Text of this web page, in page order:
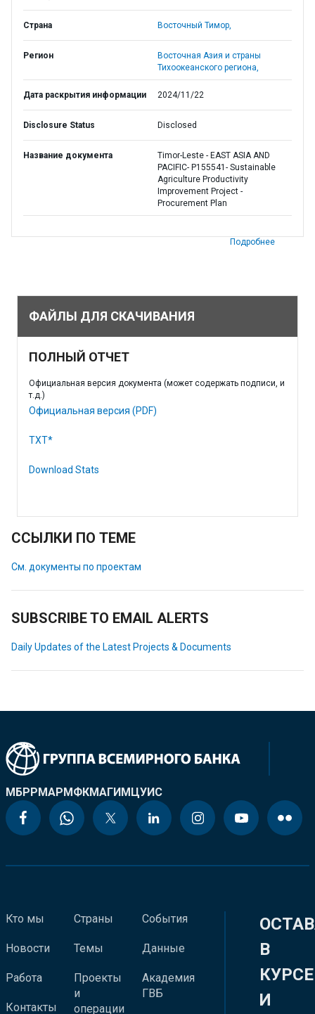
Страна Восточный Тимор,
Регион
Восточная Азия и страны
Тихоокеанского региона,
Дата раскрытия информации 2024/11/22
Disclosure Status Disclosed
Название документа
Timor-Leste - EAST ASIA AND
PACIFIC- P155541- Sustainable
Agriculture Productivity
Improvement Project -
Procurement Plan
Подробнее
ФАЙЛЫ ДЛЯ СКАЧИВАНИЯ
ПОЛНЫЙ ОТЧЕТ
Официальная версия документа (может содержать подписи, и
т.д.)
Официальная версия (PDF)
TXT*
Download Stats
ССЫЛКИ ПО ТЕМЕ
См. документы по проектам
SUBSCRIBE TO EMAIL ALERTS
Daily Updates of the Latest Projects & Documents
МБРРМАРМФКМАГИМЦУИС
Кто мы
Новости
Работа
Контакты
Страны
Темы
Проекты
и
операции
События
Данные
Академия
ГВБ
В
КУРСЕ
И